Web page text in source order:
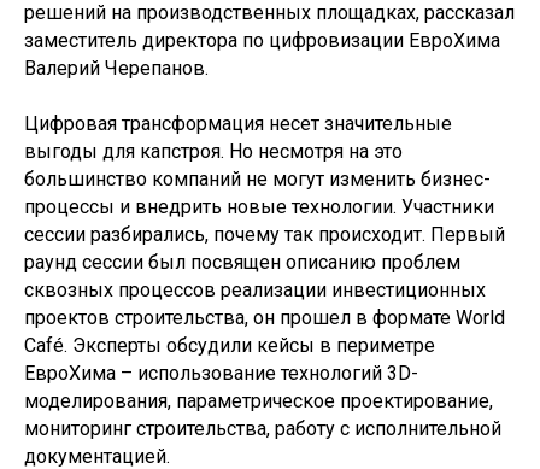
решений на производственных площадках, рассказал
заместитель директора по цифровизации ЕвроХима
Валерий Черепанов.
Цифровая трансформация несет значительные
выгоды для капстроя. Но несмотря на это
большинство компаний не могут изменить бизнес-
процессы и внедрить новые технологии. Участники
сессии разбирались, почему так происходит. Первый
раунд сессии был посвящен описанию проблем
сквозных процессов реализации инвестиционных
проектов строительства, он прошел в формате World
Café. Эксперты обсудили кейсы в периметре
ЕвроХима – использование технологий 3D-
моделирования, параметрическое проектирование,
мониторинг строительства, работу с исполнительной
документацией.
© ФАУ «ПРОЕКТНАЯ ДИРЕКЦИЯ
МИНСТРОЯ РОССИИ», 2022–2025
119435, Москва, ул. Большая Пироговская, 23
+7 (495) 419-94-00
post@pdminstroy.ru
Для прессы:pr@pdminstroy.ru